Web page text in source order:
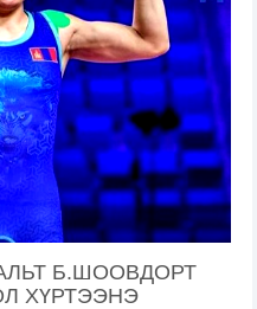
Б.ШООВДОРТ
ХҮРТЭЭНЭ